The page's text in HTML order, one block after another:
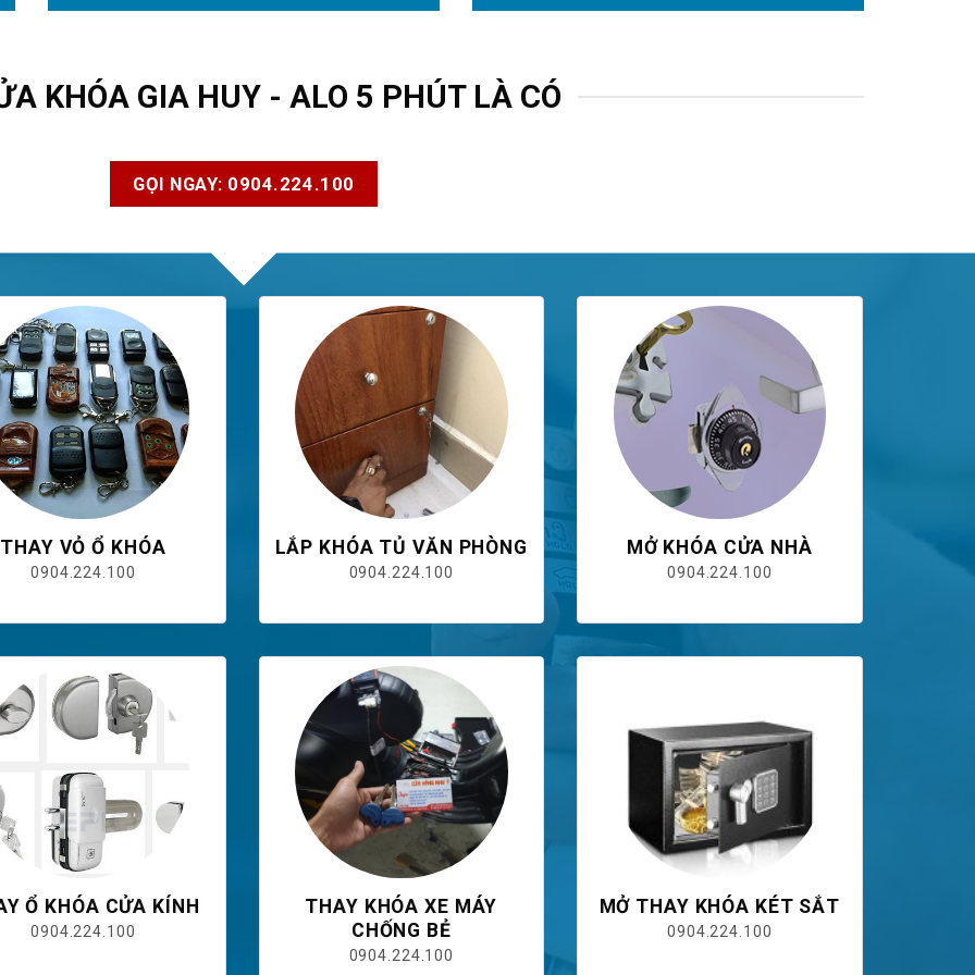
KHÓA GIA HUY - ALO 5 PHÚT LÀ CÓ
GỌI NGAY: 0904.224.100
THAY VỎ Ổ KHÓA
0904.224.100
LẮP KHÓA TỦ VĂN PHÒNG
0904.224.100
MỞ KHÓA CỬA NHÀ
0904.224.100
Ổ KHÓA CỬA KÍNH
0904.224.100
THAY KHÓA XE MÁY
CHỐNG BẺ
0904.224.100
MỞ THAY KHÓA KÉT SẮT
0904.224.100